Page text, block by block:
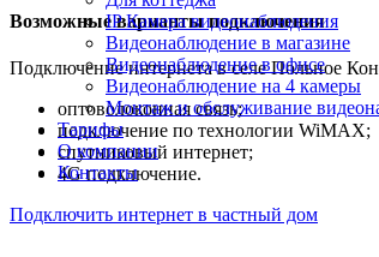
IP Камера видеонаблюдения
Видеонаблюдение в магазине
Видеонаблюдение в офисе
Видеонаблюдение на 4 камеры
Монтаж и обслуживание
Тарифы
О компании
Контакты
Возможные варианты подключения
Подключение интернета в селе Польное
оптоволоконная связь;
подключение по технологии WiMAX;
спутниковый интернет;
4G подключение.
Подключить интернет в частный дом